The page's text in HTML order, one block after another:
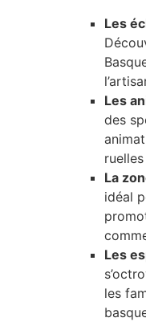
Les
Les
des
La
idéal
Les
les